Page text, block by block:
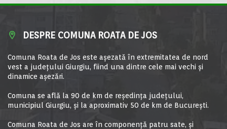
DESPRE COMUNA ROATA DE JOS
Comuna Roata de Jos este aşezată în extremitatea de nord
vest a judeţului Giurgiu, fiind una dintre cele mai vechi şi
dinamice aşezări.
Comuna se află la 90 de km de reşedinţa judeţului,
municipiul Giurgiu, şi la aproximativ 50 de km de Bucureşti.
Comuna Roata de Jos are în componență patru sate, și